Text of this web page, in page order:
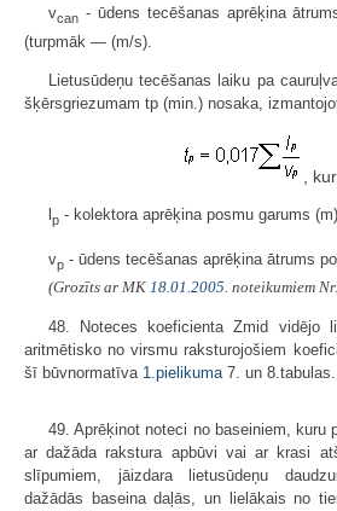
vcan - ūdens tecēšanas aprēķina
(turpmāk — (m/s).
Lietusūdeņu tecēšanas laiku pa
šķērsgriezumam tp (min.) nosaka,
, kur
p - kolektora aprēķina posmu garums
vp - ūdens tecēšanas aprēķina ātrums
(Grozīts ar MK 18.01.2005. noteikumiem
48. Noteces koeficienta Zmid vidējo
aritmētisko no virsmu raksturojošiem
šī būvnormatīva 1.pielikuma7. un 8.tabulas.
49. Aprēķinot noteci no baseiniem, kuru
ar dažāda rakstura apbūvi vai ar krasi
slīpumiem, jāizdara lietusūdeņu
dažādās baseina daļās, un lielākais no